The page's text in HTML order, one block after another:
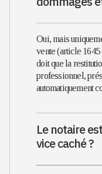
Oui, mais
vente (article
doit que la
professionnel,
automatiquement
Le notaire
vice caché ?